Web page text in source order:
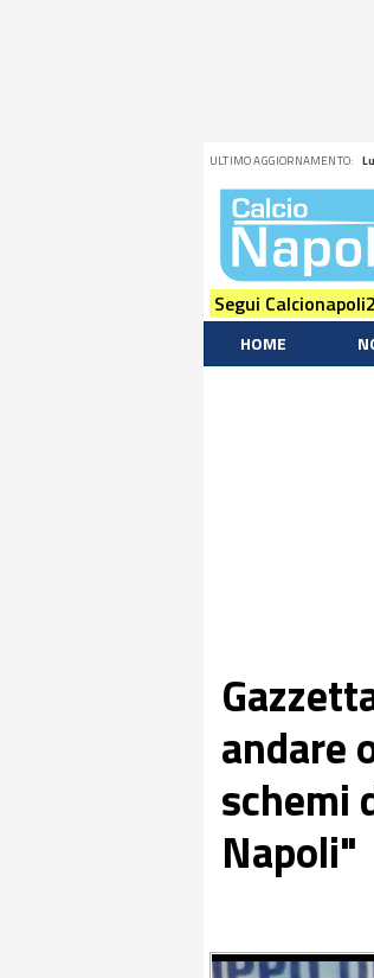
ULTIMO AGGIORNAMENTO:
Segui
HOME
andare
schemi
Napoli"